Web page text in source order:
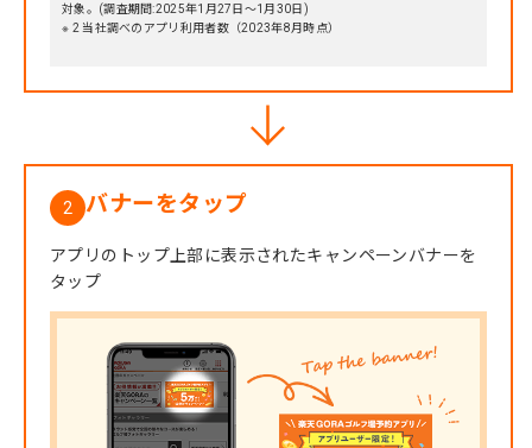
対象。(調査期間:2025年1月27日～1月30日)
※ 2 当社調べのアプリ利用者数（2023年8月時点）
2 バナーをタップ
アプリのトップ上部に表示されたキャンペーンバナーを
タップ